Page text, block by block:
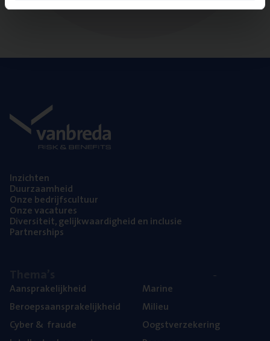
Inzich­ten
Duur­zaam­heid
Onze bedrijfs­cul­tuur
Onze vaca­tu­res
Diver­si­teit, gelijk­waar­dig­heid en inclusie
Part­ner­ships
Aan­spra­ke­lijk­heid
Beroeps­aan­spra­ke­lijk­heid
Cyber& fraude
Mari­ne
Mili­eu
Oogst­ver­ze­ke­ring